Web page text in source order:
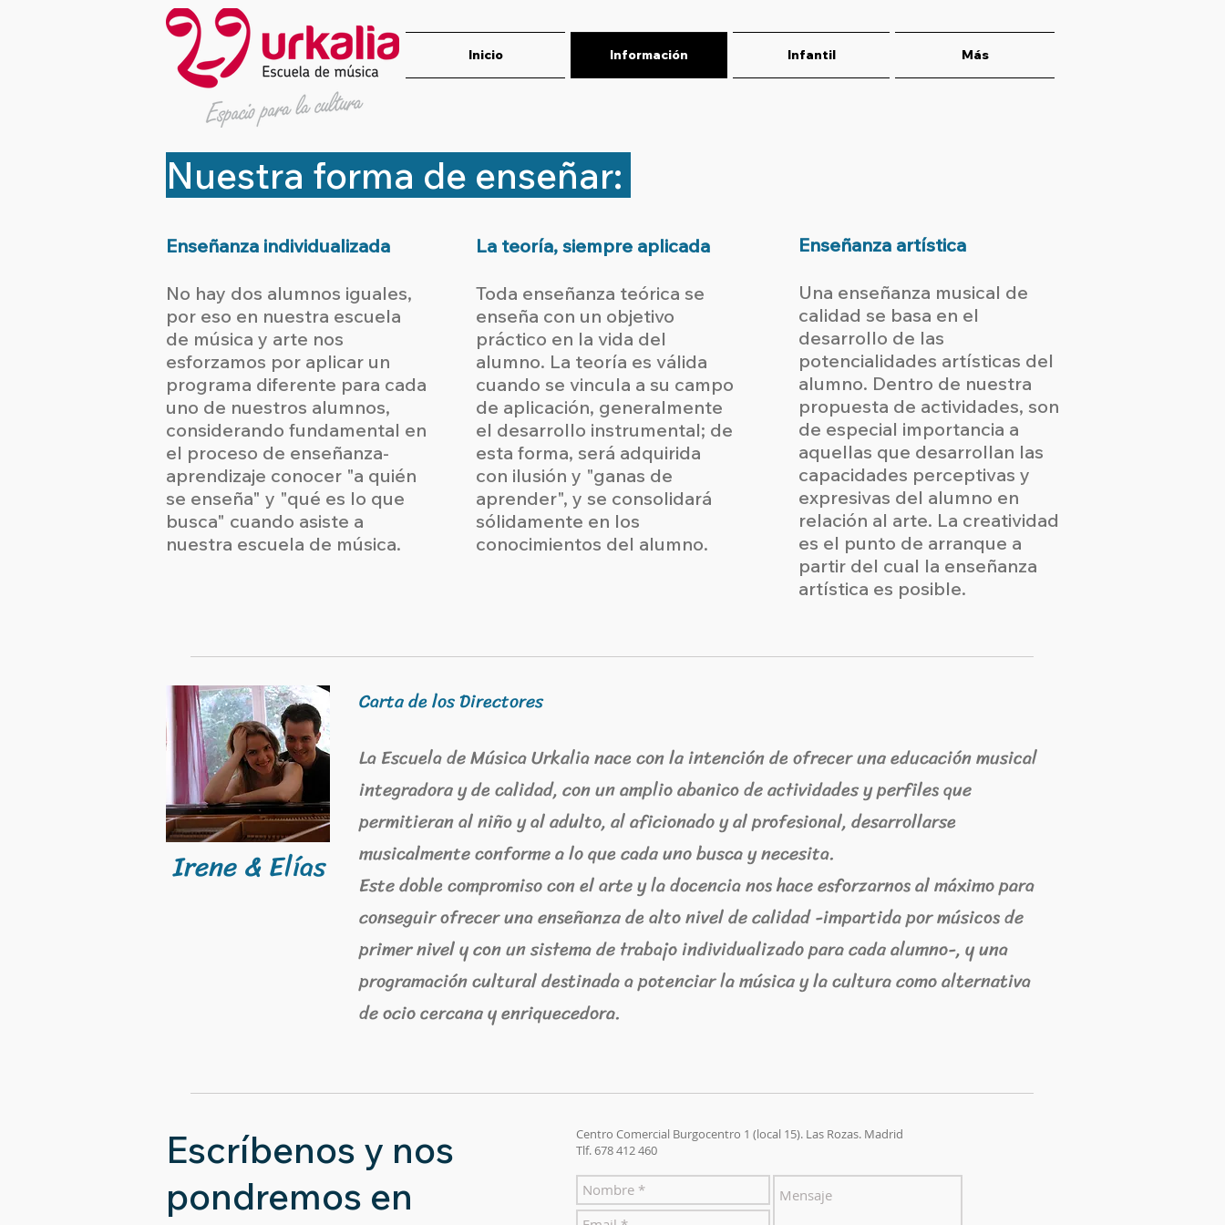
Inicio Información Infantil Más
Nuestra forma de enseñar:
Enseñanza individualizada
No hay dos alumnos iguales,
por eso en nuestra escuela
de música y arte nos
esforzamos por aplicar un
programa diferente para cada
uno de nuestros alumnos,
considerando fundamental en
el proceso de enseñanza-
aprendizaje conocer "a quién
se enseña" y "qué es lo que
busca" cuando asiste a
nuestra escuela de música.
La teoría, siempre aplicada
Toda enseñanza teórica se
enseña con un objetivo
práctico en la vida del
alumno. La teoría es válida
cuando se vincula a su campo
de aplicación, generalmente
el desarrollo instrumental; de
esta forma, será adquirida
con ilusión y "ganas de
aprender", y se consolidará
sólidamente en los
conocimientos del alumno.
Enseñanza artística
Una enseñanza musical de
calidad se basa en el
desarrollo de las
potencialidades artísticas del
alumno. Dentro de nuestra
propuesta de actividades, son
de especial importancia a
aquellas que desarrollan las
capacidades perceptivas y
expresivas del alumno en
relación al arte. La creatividad
es el punto de arranque a
partir del cual la enseñanza
artística es posible.
Irene & Elías
Carta de los Directores
La Escuela de Música Urkalia nace con la intención de ofrecer una educación musical
integradora y de calidad, con un amplio abanico de actividades y perfiles que
permitieran al niño y al adulto, al aficionado y al profesional, desarrollarse
musicalmente conforme a lo que cada uno busca y necesita.
Este doble compromiso con el arte y la docencia nos hace esforzarnos al máximo para
conseguir ofrecer una enseñanza de alto nivel de calidad -impartida por músicos de
primer nivel y con un sistema de trabajo individualizado para cada alumno-, y una
programación cultural destinada a potenciar la música y la cultura como alternativa
de ocio cercana y enriquecedora.
Escríbenos y nos
pondremos en
Centro Comercial Burgocentro 1 (local 15). Las Rozas. Madrid
Tlf. 678 412 460